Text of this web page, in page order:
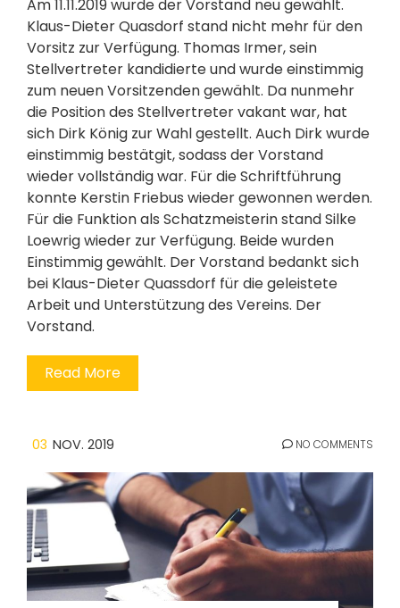
Am 11.11.2019 wurde der Vorstand neu gewählt.
Klaus-Dieter Quasdorf stand nicht mehr für den
Vorsitz zur Verfügung. Thomas Irmer, sein
Stellvertreter kandidierte und wurde einstimmig
zum neuen Vorsitzenden gewählt. Da nunmehr
die Position des Stellvertreter vakant war, hat
sich Dirk König zur Wahl gestellt. Auch Dirk wurde
einstimmig bestätgit, sodass der Vorstand
wieder vollständig war. Für die Schriftführung
konnte Kerstin Friebus wieder gewonnen werden.
Für die Funktion als Schatzmeisterin stand Silke
Loewrig wieder zur Verfügung. Beide wurden
Einstimmig gewählt. Der Vorstand bedankt sich
bei Klaus-Dieter Quassdorf für die geleistete
Arbeit und Unterstützung des Vereins. Der
Vorstand.
Read More
03 NOV. 2019 NO COMMENTS